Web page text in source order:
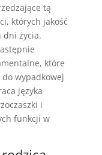
tą
których jakość
dni życia.
które
wypadkowej
języka
i
funkcji w